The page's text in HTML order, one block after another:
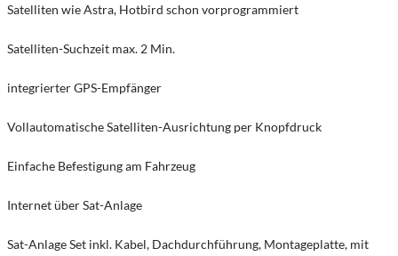
Satelliten wie Astra, Hotbird schon vorprogrammiert
Satelliten-Suchzeit max. 2 Min.
integrierter GPS-Empfänger
Vollautomatische Satelliten-Ausrichtung per Knopfdruck
Einfache Befestigung am Fahrzeug
Internet über Sat-Anlage
Sat-Anlage Set inkl. Kabel, Dachdurchführung, Montageplatte, mit